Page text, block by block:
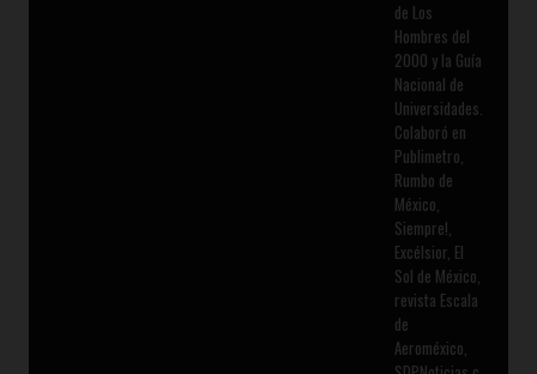
de Los
Hombres del
2000 y la Guía
Nacional de
Universidades.
Colaboró en
Publimetro,
Rumbo de
México,
Siempre!,
Excélsior, El
Sol de México,
revista Escala
de
Aeroméxico,